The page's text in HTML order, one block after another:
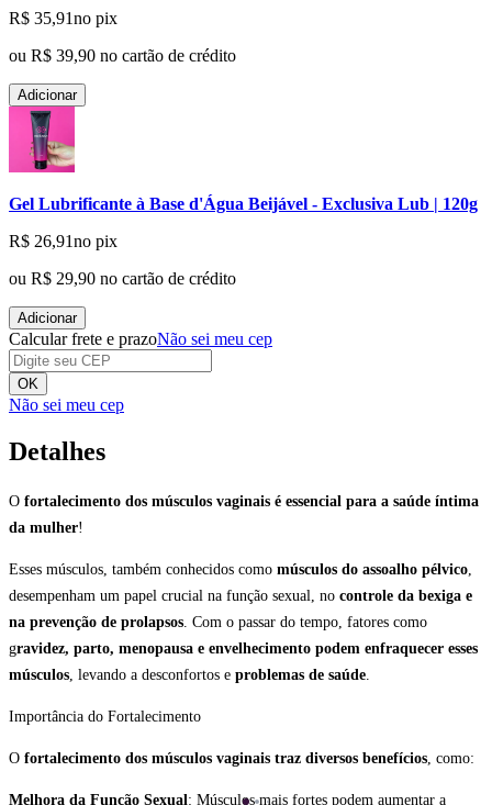
R$ 35,91no pix
ou R$ 39,90 no cartão de crédito
Adicionar
Gel Lubrificante à Base d'Água Beijável - Exclusiva Lub | 120g
R$ 26,91no pix
ou R$ 29,90 no cartão de crédito
Adicionar
Calcular frete e prazoNão sei meu cep
OK
Não sei meu cep
Detalhes
O fortalecimento dos músculos vaginais é essencial para a saúde íntima
da mulher!
Esses músculos, também conhecidos como músculos do assoalho pélvico,
desempenham um papel crucial na função sexual, no controle da bexiga e
na prevenção de prolapsos. Com o passar do tempo, fatores como
gravidez, parto, menopausa e envelhecimento podem enfraquecer esses
músculos, levando a desconfortos e problemas de saúde.
Importância do Fortalecimento
O fortalecimento dos músculos vaginais traz diversos benefícios, como:
Melhora da Função Sexual: Músculos mais fortes podem aumentar a